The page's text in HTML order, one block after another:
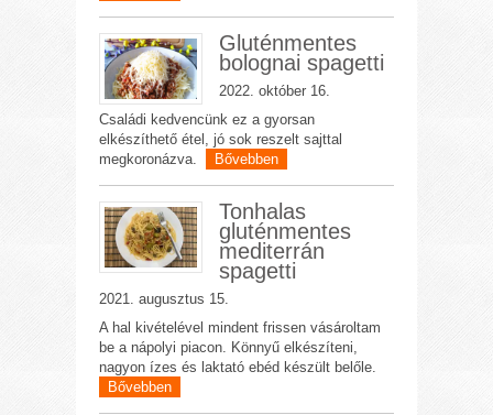
Gluténmentes
bolognai spagetti
2022. október 16.
Családi kedvencünk ez a gyorsan
elkészíthető étel, jó sok reszelt sajttal
megkoronázva.
Bővebben
Tonhalas
gluténmentes
mediterrán
spagetti
2021. augusztus 15.
A hal kivételével mindent frissen vásároltam
be a nápolyi piacon. Könnyű elkészíteni,
nagyon ízes és laktató ebéd készült belőle.
Bővebben